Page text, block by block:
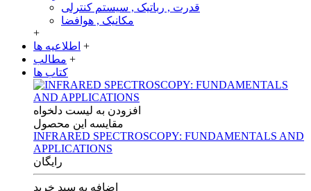
قدرت , رباتیک , سیستم کنترلی
مکانیک , هوافضا
+
اطلاعیه ها +
مطالب +
کتاب ها
افزودن به لیست دلخواه
مقایسه این محصول
INFRARED SPECTROSCOPY: FUNDAMENTALS AND
APPLICATIONS
رایگان
اضافه به سبد خرید